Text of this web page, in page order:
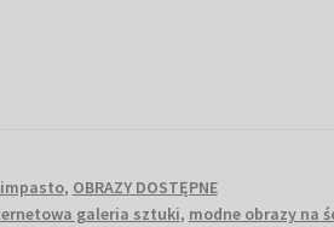
, OBRAZY DOSTĘPNE
galeria sztuki, modne obrazy na